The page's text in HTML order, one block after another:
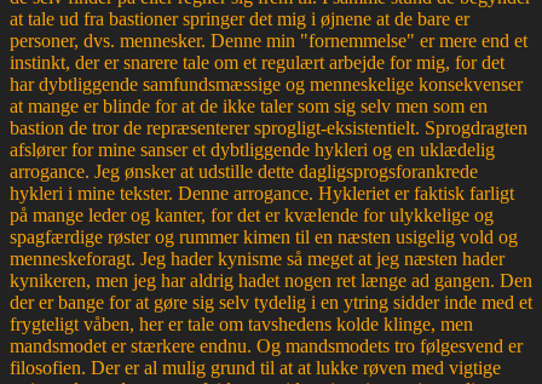
at tale ud fra bastioner springer det mig i øjnene at de bare er
personer, dvs. mennesker. Denne min "fornemmelse" er mere end et
instinkt, der er snarere tale om et regulært arbejde for mig, for det
har dybtliggende samfundsmæssige og menneskelige konsekvenser
at mange er blinde for at de ikke taler som sig selv men som en
bastion de tror de repræsenterer sprogligt-eksistentielt. Sprogdragten
afslører for mine sanser et dybtliggende hykleri og en uklædelig
arrogance. Jeg ønsker at udstille dette dagligsprogsforankrede
hykleri i mine tekster. Denne arrogance. Hykleriet er faktisk farligt
på mange leder og kanter, for det er kvælende for ulykkelige og
spagfærdige røster og rummer kimen til en næsten usigelig vold og
menneskeforagt. Jeg hader kynisme så meget at jeg næsten hader
kynikeren, men jeg har aldrig hadet nogen ret længe ad gangen. Den
der er bange for at gøre sig selv tydelig i en ytring sidder inde med et
frygteligt våben, her er tale om tavshedens kolde klinge, men
mandsmodet er stærkere endnu. Og mandsmodets tro følgesvend er
filosofien. Der er al mulig grund til at at lukke røven med vigtige